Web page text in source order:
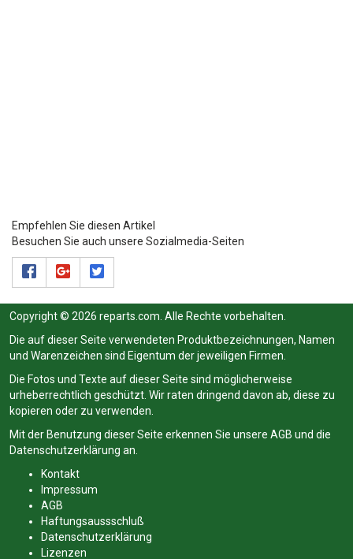
Empfehlen Sie diesen Artikel
Besuchen Sie auch unsere Sozialmedia-Seiten
Copyright © 2026 reparts.com. Alle Rechte vorbehalten.
Die auf dieser Seite verwendeten Produktbezeichnungen, Namen
und Warenzeichen sind Eigentum der jeweiligen Firmen.
Die Fotos und Texte auf dieser Seite sind möglicherweise
urheberrechtlich geschützt. Wir raten dringend davon ab, diese zu
kopieren oder zu verwenden.
Mit der Benutzung dieser Seite erkennen Sie unsere AGB und die
Datenschutzerklärung an.
Kontakt
Impressum
AGB
Haftungsaussschluß
Datenschutzerklärung
Lizenzen